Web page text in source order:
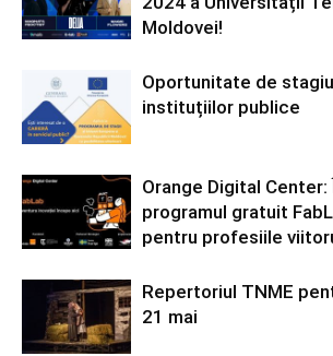
Moldovei!
Oportunitate de
instituțiilor publice
Orange Digital
programul gratuit
pentru profesiile
Repertoriul TNME
21 mai